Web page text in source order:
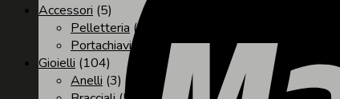
Accessori (5)
Pelletteria (3)
Portachiavi
Gioielli (104)
Anelli (3)